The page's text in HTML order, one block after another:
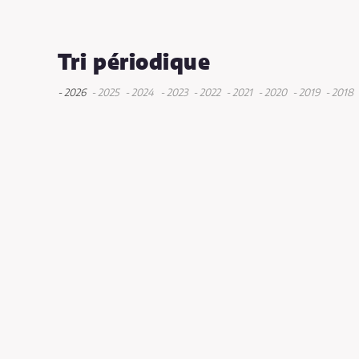
Tri périodique
- 2026 - 2025 - 2024 - 2023 - 2022 - 2021 - 2020 - 2019 - 2018